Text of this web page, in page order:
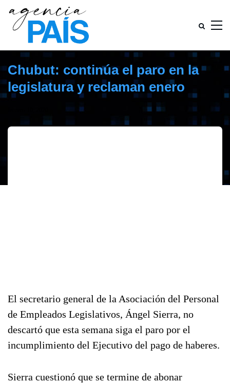
Chubut: continúa el paro en la
legislatura y reclaman enero
El secretario general de la Asociación del Personal
de Empleados Legislativos, Ángel Sierra, no
descartó que esta semana siga el paro por el
incumplimiento del Ejecutivo del pago de haberes.
Sierra cuestionó que se termine de abonar